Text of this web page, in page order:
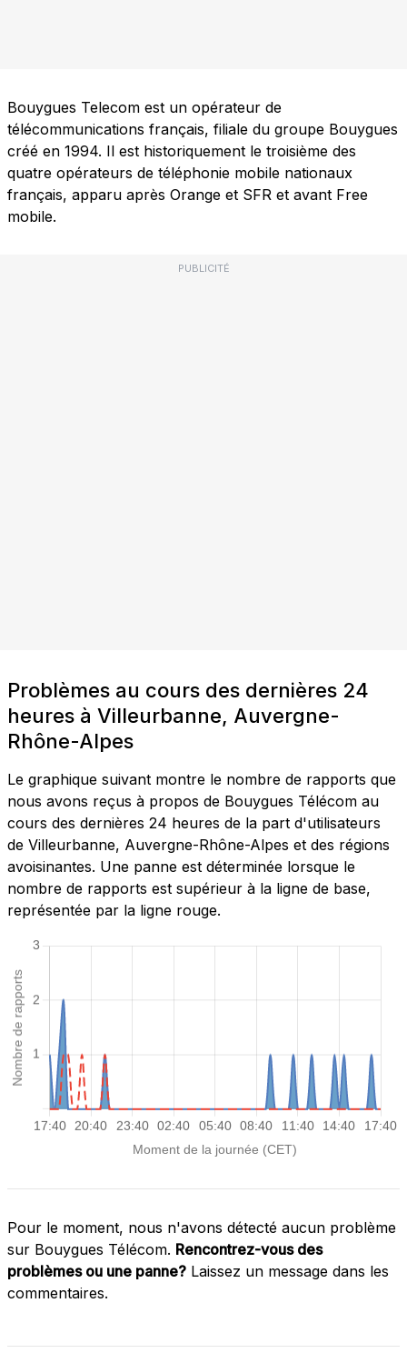
Bouygues Telecom est un opérateur de
télécommunications français, filiale du groupe Bouygues
créé en 1994. Il est historiquement le troisième des
quatre opérateurs de téléphonie mobile nationaux
français, apparu après Orange et SFR et avant Free
mobile.
PUBLICITÉ
Problèmes au cours des dernières 24
heures à Villeurbanne, Auvergne-
Rhône-Alpes
Le graphique suivant montre le nombre de rapports que
nous avons reçus à propos de Bouygues Télécom au
cours des dernières 24 heures de la part d'utilisateurs
de Villeurbanne, Auvergne-Rhône-Alpes et des régions
avoisinantes. Une panne est déterminée lorsque le
nombre de rapports est supérieur à la ligne de base,
représentée par la ligne rouge.
Pour le moment, nous n'avons détecté aucun problème
sur Bouygues Télécom. Rencontrez-vous des
problèmes ou une panne? Laissez un message dans les
commentaires.